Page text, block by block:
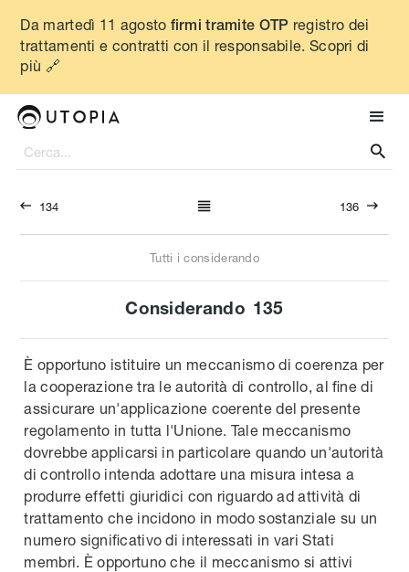
Da martedì 11 agosto firmi tramite OTP registro dei
trattamenti e contratti con il responsabile. Scopri di
più 🔗

 134  136 
Tutti i considerando
Considerando 135
È opportuno istituire un meccanismo di coerenza per
la cooperazione tra le autorità di controllo, al fine di
assicurare un'applicazione coerente del presente
regolamento in tutta l'Unione. Tale meccanismo
dovrebbe applicarsi in particolare quando un'autorità
di controllo intenda adottare una misura intesa a
produrre effetti giuridici con riguardo ad attività di
trattamento che incidono in modo sostanziale su un
numero significativo di interessati in vari Stati
membri. È opportuno che il meccanismo si attivi